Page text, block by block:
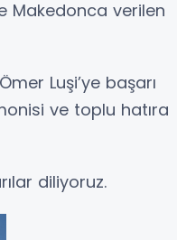
Makedonca verilen
Luşi’ye başarı
ve toplu hatıra
diliyoruz.